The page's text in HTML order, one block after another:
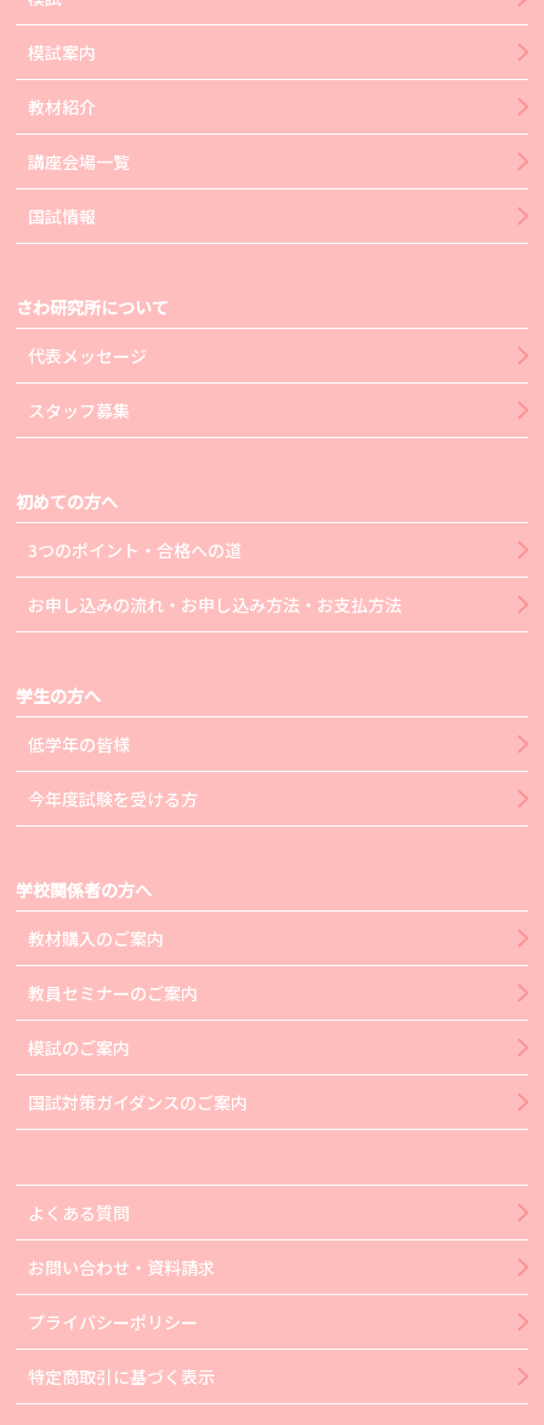
模試案内
教材紹介
講座会場一覧
国試情報
さわ研究所について
代表メッセージ
スタッフ募集
初めての方へ
3つのポイント・合格への道
お申し込みの流れ・お申し込み方法・お支払方法
学生の方へ
低学年の皆様
今年度試験を受ける方
学校関係者の方へ
教材購入のご案内
教員セミナーのご案内
模試のご案内
国試対策ガイダンスのご案内
よくある質問
お問い合わせ・資料請求
プライバシーポリシー
特定商取引に基づく表示